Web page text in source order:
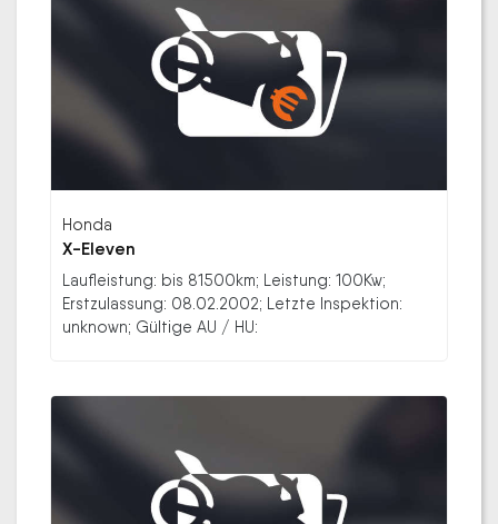
Honda
X-Eleven
Laufleistung: bis 81500km; Leistung: 100Kw;
Erstzulassung: 08.02.2002; Letzte Inspektion:
unknown; Gültige AU / HU: